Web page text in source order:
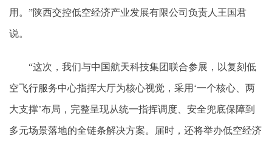
用。”陕西交控低空经济产业发展有限公司负责人王国君
说。
“这次，我们与中国航天科技集团联合参展，以复刻低
空飞行服务中心指挥大厅为核心视觉，采用‘一个核心、两
大支撑’布局，完整呈现从统一指挥调度、安全兜底保障到
多元场景落地的全链条解决方案。届时，还将举办低空经济